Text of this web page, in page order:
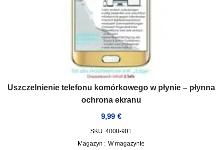
Uszczelnienie telefonu komórkowego w płynie – płynna
ochrona ekranu
9,99 €
SKU: 4008-901
Magazyn : W magazynie